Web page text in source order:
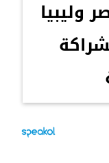
وليبيا